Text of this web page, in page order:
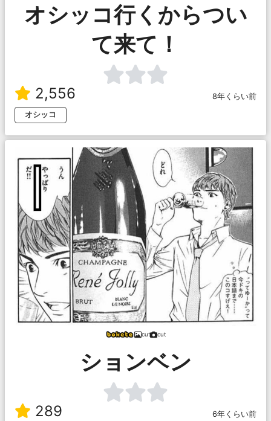
オシッコ行くからつい
て来て！
2,556
8年くらい前
オシッコ
cut cut
ションベン
289
6年くらい前